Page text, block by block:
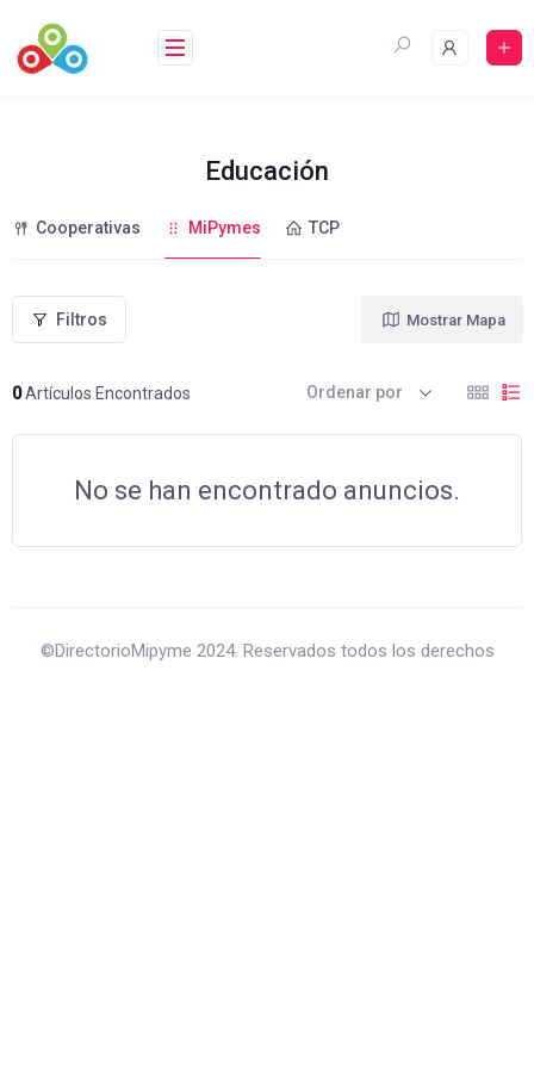
contenido
Educación
Cooperativas MiPymes TCP
Filtros
0Artículos Encontrados
Mostrar Mapa
Ordenar por
No se han encontrado anuncios.
©DirectorioMipyme 2024. Reservados todos los derechos